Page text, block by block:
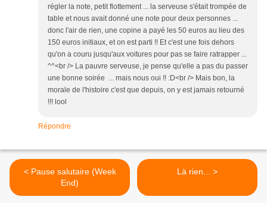
régler la note, petit flottement ... la serveuse s'était trompée de
table et nous avait donné une note pour deux personnes ...
donc l'air de rien, une copine a payé les 50 euros au lieu des
150 euros initiaux, et on est parti !! Et c'est une fois dehors
qu'on a couru jusqu'aux voitures pour pas se faire ratrapper ...
^^<br /> La pauvre serveuse, je pense qu'elle a pas du passer
une bonne soirée ... mais nous oui !! :D<br /> Mais bon, la
morale de l'histoire c'est que depuis, on y est jamais retourné
!!! lool
Répondre
< Pause salutaire (Week
End)
Là rien... >